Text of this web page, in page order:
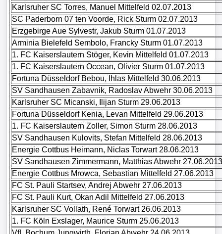
SONSTIGES
FuÃŸballspieler
Vereine
Kader
Wappen
Altes
Portal
(Archiv)
Forum
Karlsruher SC Torres, Manuel Mittelfeld 02.07.2013
SC Paderborn 07 ten Voorde, Rick Sturm 02.07.2013
Erzgebirge Aue Sylvestr, Jakub Sturm 01.07.2013
Arminia Bielefeld Sembolo, Francky Sturm 01.07.2013
1. FC Kaiserslautern Stöger, Kevin Mittelfeld 01.07.2013
1. FC Kaiserslautern Occean, Olivier Sturm 01.07.2013
Fortuna Düsseldorf Bebou, Ihlas Mittelfeld 30.06.2013
SV Sandhausen Zabavnik, Radoslav Abwehr 30.06.2013
Karlsruher SC Micanski, Ilijan Sturm 29.06.2013
Fortuna Düsseldorf Kenia, Levan Mittelfeld 29.06.2013
1. FC Kaiserslautern Zoller, Simon Sturm 28.06.2013
SV Sandhausen Kulovits, Stefan Mittelfeld 28.06.2013
Energie Cottbus Heimann, Niclas Torwart 28.06.2013
SV Sandhausen Zimmermann, Matthias Abwehr 27.06.2013
Energie Cottbus Mrowca, Sebastian Mittelfeld 27.06.2013
FC St. Pauli Startsev, Andrej Abwehr 27.06.2013
FC St. Pauli Kurt, Okan Adil Mittelfeld 27.06.2013
Karlsruher SC Vollath, René Torwart 26.06.2013
1. FC Köln Exslager, Maurice Sturm 25.06.2013